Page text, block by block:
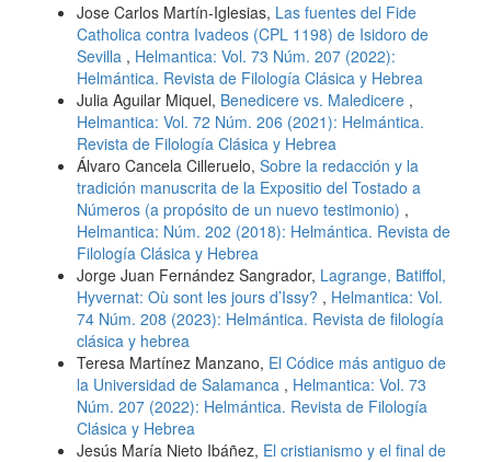
Jose Carlos Martín-Iglesias, Las fuentes del Fide
Catholica contra Ivadeos (CPL 1198) de Isidoro de
Sevilla , Helmantica: Vol. 73 Núm. 207 (2022):
Helmántica. Revista de Filología Clásica y Hebrea
Julia Aguilar Miquel, Benedicere vs. Maledicere ,
Helmantica: Vol. 72 Núm. 206 (2021): Helmántica.
Revista de Filología Clásica y Hebrea
Álvaro Cancela Cilleruelo, Sobre la redacción y la
tradición manuscrita de la Expositio del Tostado a
Números (a propósito de un nuevo testimonio) ,
Helmantica: Núm. 202 (2018): Helmántica. Revista de
Filología Clásica y Hebrea
Jorge Juan Fernández Sangrador, Lagrange, Batiffol,
Hyvernat: Où sont les jours d’Issy? , Helmantica: Vol.
74 Núm. 208 (2023): Helmántica. Revista de filología
clásica y hebrea
Teresa Martínez Manzano, El Códice más antiguo de
la Universidad de Salamanca , Helmantica: Vol. 73
Núm. 207 (2022): Helmántica. Revista de Filología
Clásica y Hebrea
Jesús María Nieto Ibáñez, El cristianismo y el final de